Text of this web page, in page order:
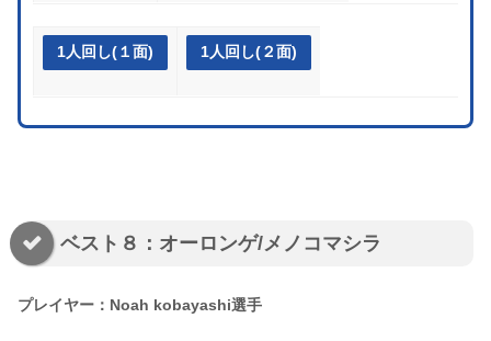
1人回し(１面) 1人回し(２面)
ベスト８：オーロンゲ/メノコマシラ
プレイヤー：Noah kobayashi選手